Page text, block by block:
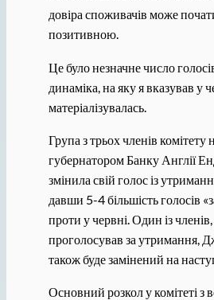
довіра споживачів може
позитивною.
Це було незначне число
динаміка, на яку я вказував у
матеріалізувалась.
Група з трьох членів комітету
губернатором Банку Англії
змінила свій голос із
давши 5-4 більшість голосів
проти у червні. Один із
проголосував за утримання,
також буде замінений на
Основний розкол у комітеті з